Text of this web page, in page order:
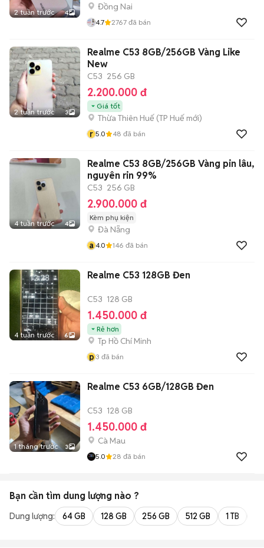
2 tuần trước 4
Đồng Nai
4.7 2767 đã bán
2 tuần trước 3
Realme C53 8GB/256GB Vàng Like
New
C53 256 GB
2.200.000 đ
Giá tốt
Thừa Thiên Huế (TP Huế mới)
r 5.0 48 đã bán
4 tuần trước 4
Realme C53 8GB/256GB Vàng pin lâu,
nguyên rin 99%
C53 256 GB
2.900.000 đ
Kèm phụ kiện
Đà Nẵng
a 4.0 146 đã bán
4 tuần trước 6
Realme C53 128GB Đen
C53 128 GB
1.450.000 đ
Rẻ hơn
Tp Hồ Chí Minh
p3 đã bán
1 tháng trước 3
Realme C53 6GB/128GB Đen
C53 128 GB
1.450.000 đ
Cà Mau
5.0 28 đã bán
Bạn cần tìm dung lượng nào ?
Dung lượng: 64 GB 128 GB 256 GB 512 GB 1 TB